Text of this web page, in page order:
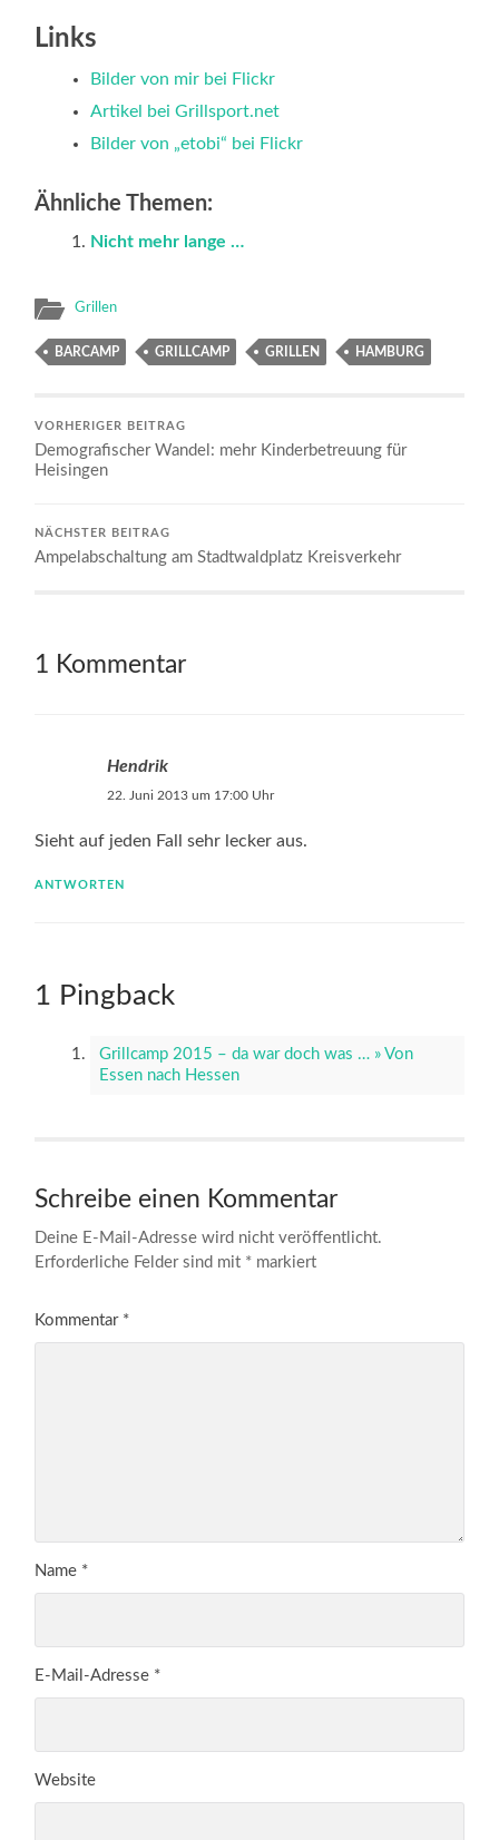
Links
Bilder von mir bei Flickr
Artikel bei Grillsport.net
Bilder von „etobi“ bei Flickr
Ähnliche Themen:
Nicht mehr lange …
Grillen
BARCAMP GRILLCAMP GRILLEN HAMBURG
VORHERIGER BEITRAG
Demografischer Wandel: mehr Kinderbetreuung für
Heisingen
NÄCHSTER BEITRAG
Ampelabschaltung am Stadtwaldplatz Kreisverkehr
1 Kommentar
Hendrik
22. Juni 2013 um 17:00 Uhr
Sieht auf jeden Fall sehr lecker aus.
ANTWORTEN
1 Pingback
Grillcamp 2015 – da war doch was … » Von
Essen nach Hessen
Schreibe einen Kommentar
Deine E-Mail-Adresse wird nicht veröffentlicht.
Erforderliche Felder sind mit * markiert
Kommentar *
Name *
E-Mail-Adresse *
Website